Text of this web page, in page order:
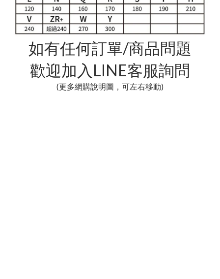
如有任何訂單/商品問題
歡迎加入LINE客服詢問
(更多網購說明圖，可左右移動)